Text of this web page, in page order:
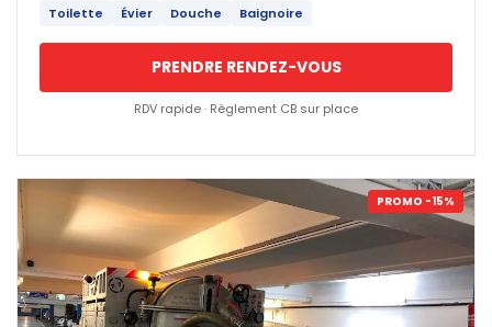
Toilette Évier Douche Baignoire
PRENDRE RENDEZ-VOUS
RDV rapide · Règlement CB sur place
PROMO -15%